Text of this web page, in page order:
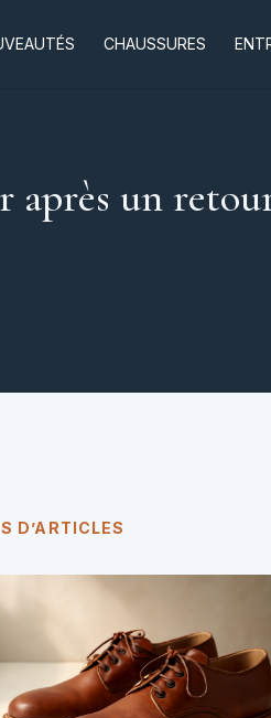
CHAUSSURES
après un
D’ARTICLES